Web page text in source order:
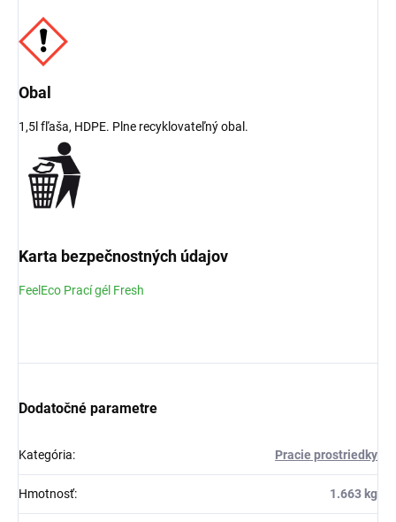
Obal
1,5l fľaša, HDPE. Plne recyklovateľný obal.
Karta bezpečnostných údajov
FeelEco Prací gél Fresh
Dodatočné parametre
Kategória: Pracie prostriedky
Hmotnosť: 1.663 kg